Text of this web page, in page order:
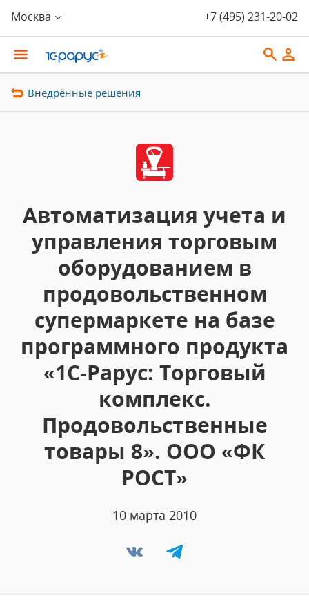
Москва +7 (495) 231-20-02
Внедрённые решения
Автоматизация учета и
управления торговым
оборудованием в
продовольственном
супермаркете на базе
программного продукта
«1С-Рарус: Торговый
комплекс.
Продовольственные
товары 8». ООО «ФК
РОСТ»
10 марта 2010